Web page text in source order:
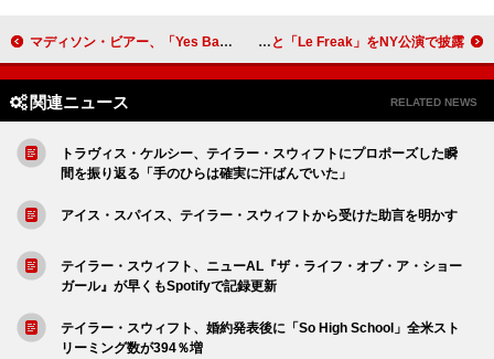
マディソン・ビアー、「Yes Baby」MV公開「とにかく楽しくて、誘惑するような曲」 デュア・リパ、ナイル・ロジャースと「Le Freak」をNY公演で披露
関連ニュース RELATED NEWS
トラヴィス・ケルシー、テイラー・スウィフトにプロポーズした瞬
間を振り返る「手のひらは確実に汗ばんでいた」
アイス・スパイス、テイラー・スウィフトから受けた助言を明かす
テイラー・スウィフト、ニューAL『ザ・ライフ・オブ・ア・ショー
ガール』が早くもSpotifyで記録更新
テイラー・スウィフト、婚約発表後に「So High School」全米スト
リーミング数が394％増